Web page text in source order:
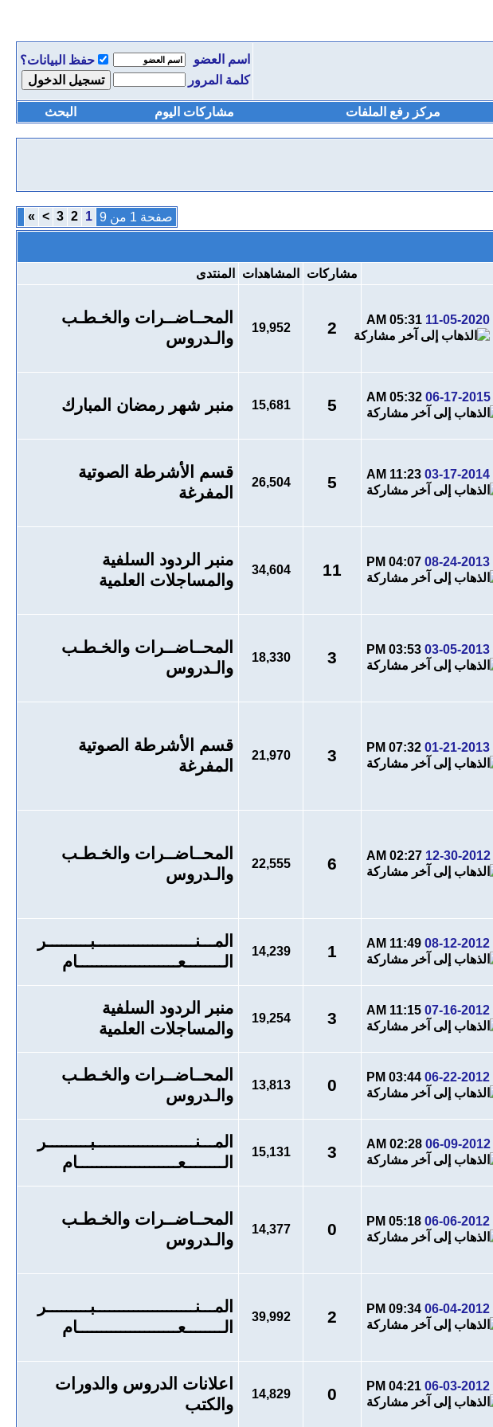
اسم العضو
حفظ البيانات؟
كلمة المرور
مركز رفع الملفات مشاركات اليوم البحث
صفحة 1 من 9 1
2
3
>
»
مشاركات المشاهدات المنتدى
11-05-2020
05:31 AM
2
19,952
المحــاضــرات والخـطـب
والـدروس
06-17-2015
05:32 AM
5
15,681 منبر شهر رمضان المبارك
03-17-2014
11:23 AM
5
26,504
قسم الأشرطة الصوتية
المفرغة
08-24-2013
04:07 PM
11
34,604
منبر الردود السلفية
والمساجلات العلمية
03-05-2013
03:53 PM
3
18,330
المحــاضــرات والخـطـب
والـدروس
01-21-2013
07:32 PM
3
21,970
قسم الأشرطة الصوتية
المفرغة
12-30-2012
02:27 AM
6
22,555
المحــاضــرات والخـطـب
والـدروس
08-12-2012
11:49 AM
1
14,239
المـــنـــــــــــــــــــــبـــــــــر
الــــــــعـــــــــــــــــــــام
07-16-2012
11:15 AM
3
19,254
منبر الردود السلفية
والمساجلات العلمية
06-22-2012
03:44 PM
0
13,813
المحــاضــرات والخـطـب
والـدروس
06-09-2012
02:28 AM
3
15,131
المـــنـــــــــــــــــــــبـــــــــر
الــــــــعـــــــــــــــــــــام
06-06-2012
05:18 PM
0
14,377
المحــاضــرات والخـطـب
والـدروس
06-04-2012
09:34 PM
2
39,992
المـــنـــــــــــــــــــــبـــــــــر
الــــــــعـــــــــــــــــــــام
06-03-2012
04:21 PM
0
14,829
اعلانات الدروس والدورات
والكتب